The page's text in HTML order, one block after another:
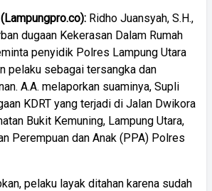
Ridho Juansyah, S.H.,
dugaan Kekerasan Dalam Rumah
penyidik Polres Lampung Utara
pelaku sebagai tersangka dan
A.A. melaporkan suaminya, Supli
KDRT yang terjadi di Jalan Dwikora
Bukit Kemuning, Lampung Utara,
Perempuan dan Anak (PPA) Polres
pelaku layak ditahan karena sudah